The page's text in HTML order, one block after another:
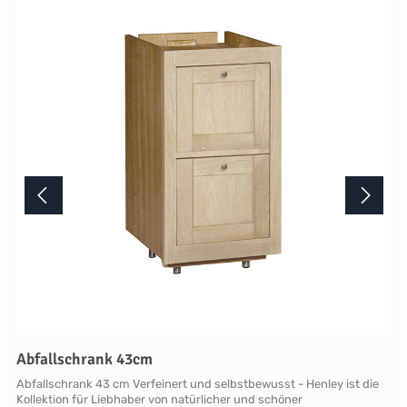
Produktes nicht authentisch wiedergegeben wird. Ihre Fragen zu
diesem Artikel beantworten wir Ihnen gerne telefonisch unter +49
2381 97372-0,per E-Mail an shop@landlord-living.de oder nach
Terminabsprache persönlich in unserem Showroom.
Abfallschrank 43cm
Abfallschrank 43 cm Verfeinert und selbstbewusst - Henley ist die
Kollektion für Liebhaber von natürlicher und schöner